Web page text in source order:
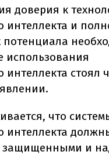
доверия к
интеллекта и
потенциала
использования
интеллекта стоял
что
интеллекта
защищенными и